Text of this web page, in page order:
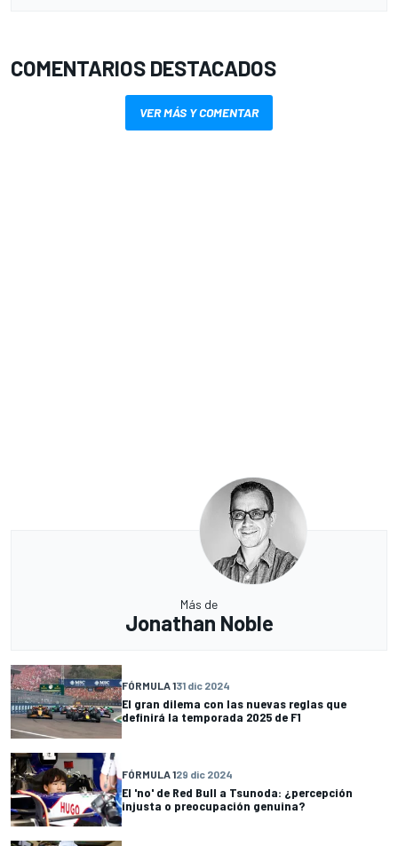
COMENTARIOS DESTACADOS
VER MÁS Y COMENTAR
Más de
Jonathan Noble
FÓRMULA 131 dic 2024
El gran dilema con las nuevas reglas que
definirá la temporada 2025 de F1
FÓRMULA 129 dic 2024
El 'no' de Red Bull a Tsunoda: ¿percepción
injusta o preocupación genuina?